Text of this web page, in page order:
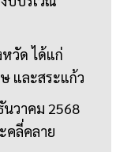
วัด ได้แก่
และสระแก้ว
วาคม 2568
คลี่คลาย